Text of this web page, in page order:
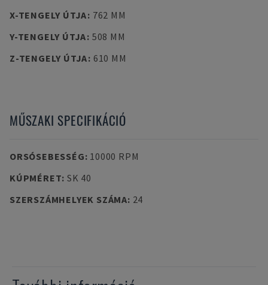
X-TENGELY ÚTJA: 762 MM
Y-TENGELY ÚTJA: 508 MM
Z-TENGELY ÚTJA: 610 MM
MŰSZAKI SPECIFIKÁCIÓ
ORSÓSEBESSÉG: 10000 RPM
KÚPMÉRET: SK 40
SZERSZÁMHELYEK SZÁMA: 24